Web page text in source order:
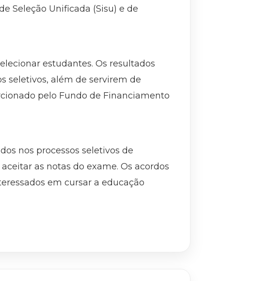
Seleção Unificada (Sisu) e de
estudantes. Os resultados
seletivos, além de servirem de
pelo Fundo de Financiamento
nos processos seletivos de
as notas do exame. Os acordos
em cursar a educação